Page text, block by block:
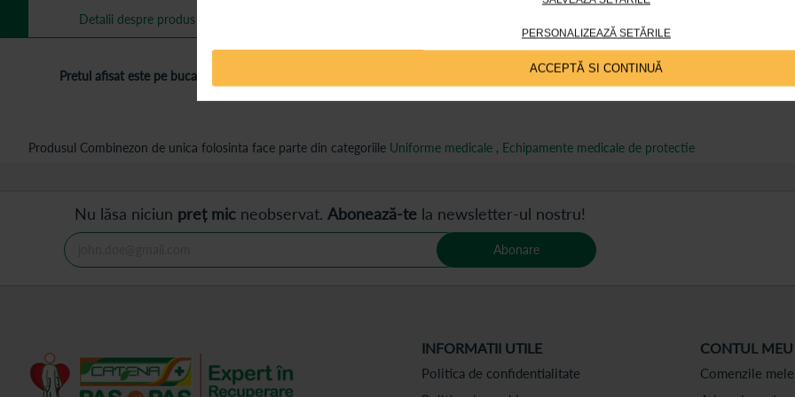
PERSONALIZEAZĂ SETĂRILE
ACCEPTĂ SI CONTINUĂ
Detalii despre produs
Pretul afisat este pe bucata.
Produsul Combinezon de unica folosinta face parte din categoriile Uniforme medicale , Echipamente medicale de protectie
Nu lăsa niciun preț mic neobservat. Abonează-te la newsletter-ul nostru!
Abonare
INFORMATII UTILE
Politica de confidentialitate
CONTUL MEU
Comenzile mele